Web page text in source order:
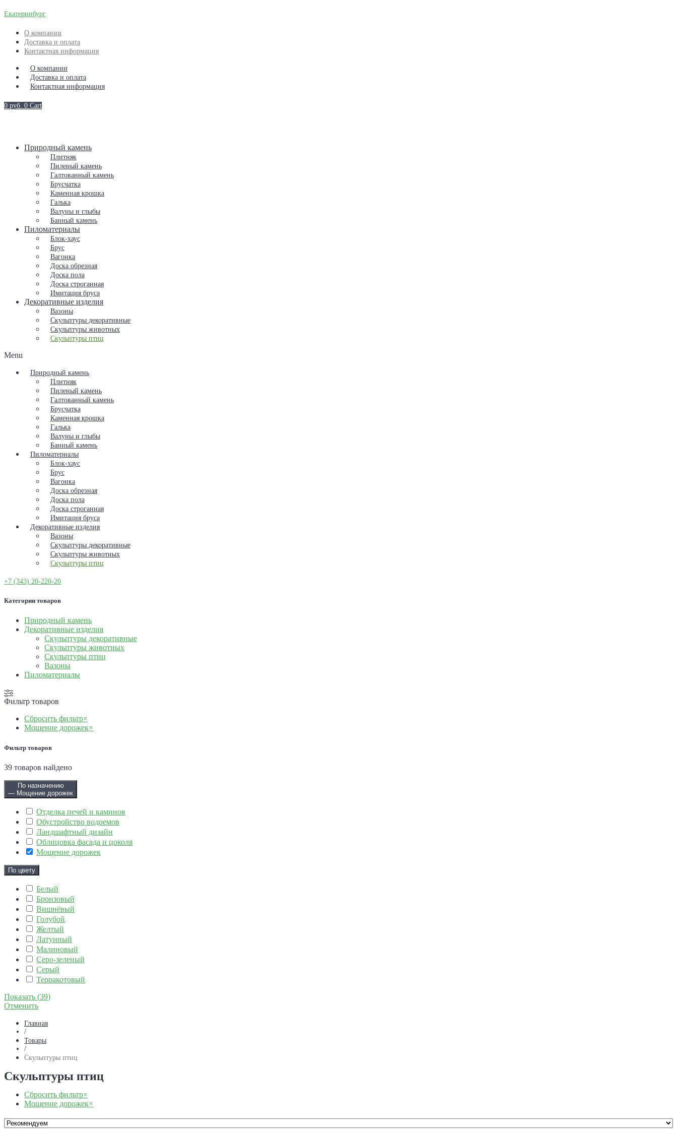
Екатеринбург
О компании
Доставка и оплата
Контактная информация
О компании
Доставка и оплата
Контактная информация
0 руб. 0 Cart
Природный камень
Плитняк
Пиленый камень
Галтованный камень
Брусчатка
Каменная крошка
Галька
Валуны и глыбы
Банный камень
Пиломатериалы
Блок-хаус
Брус
Вагонка
Доска обрезная
Доска пола
Доска строганная
Имитация бруса
Декоративные изделия
Вазоны
Скульптуры декоративные
Скульптуры животных
Скульптуры птиц
Menu
Природный камень
Плитняк
Пиленый камень
Галтованный камень
Брусчатка
Каменная крошка
Галька
Валуны и глыбы
Банный камень
Пиломатериалы
Блок-хаус
Брус
Вагонка
Доска обрезная
Доска пола
Доска строганная
Имитация бруса
Декоративные изделия
Вазоны
Скульптуры декоративные
Скульптуры животных
Скульптуры птиц
+7 (343) 20-220-20
Категории товаров
Природный камень
Декоративные изделия
Скульптуры декоративные
Скульптуры животных
Скульптуры птиц
Вазоны
Пиломатериалы
Фильтр товаров
Сбросить фильтр×
Мощение дорожек×
Фильтр товаров
39 товаров найдено
По назначению
— Мощение дорожек
Отделка печей и каминов
Обустройство водоемов
Ландшафтный дизайн
Облицовка фасада и цоколя
Мощение дорожек
По цвету
Белый
Бронзовый
Вишнёвый
Голубой
Желтый
Латунный
Малиновый
Серо-зеленый
Серый
Терракотовый
Показать (39)
Отменить
Главная
/
Товары
/
Скульптуры птиц
Скульптуры птиц
Сбросить фильтр×
Мощение дорожек×